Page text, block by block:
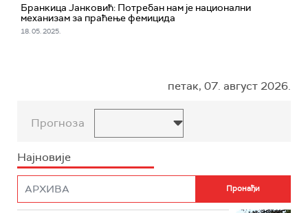
Бранкица Јанковић: Потребан нам је национални
механизам за праћење фемицида
18. 05. 2025.
петак, 07. август 2026.
Прогноза
Најновије